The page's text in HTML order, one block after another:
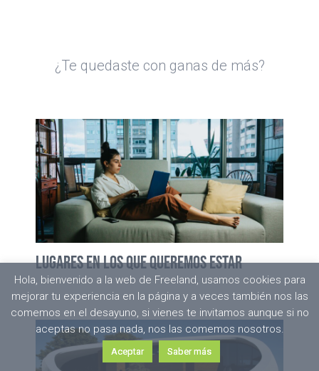
¿Te quedaste con ganas de más?
Lugares en los que queremos estar
Hola, bienvenido a la web de Freeland, usamos cookies para
mejorar tu experiencia en la página y a veces también nos las
comemos en el desayuno, si vienes te invitamos aunque si no
aceptas no pasa nada, nos las comemos nosotros.
Aceptar Saber más